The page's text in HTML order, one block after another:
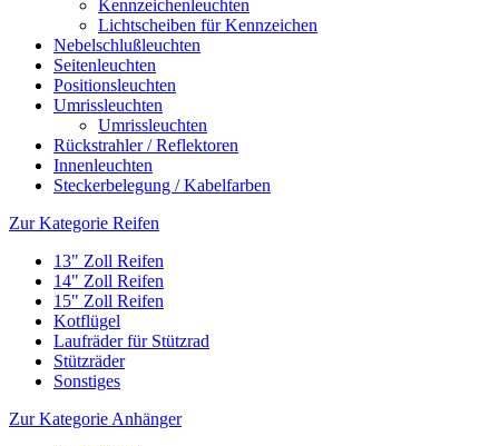
Kennzeichenleuchten
Lichtscheiben für Kennzeichen
Nebelschlußleuchten
Seitenleuchten
Positionsleuchten
Umrissleuchten
Umrissleuchten
Rückstrahler / Reflektoren
Innenleuchten
Steckerbelegung / Kabelfarben
Zur Kategorie Reifen
13" Zoll Reifen
14" Zoll Reifen
15" Zoll Reifen
Kotflügel
Laufräder für Stützrad
Stützräder
Sonstiges
Zur Kategorie Anhänger